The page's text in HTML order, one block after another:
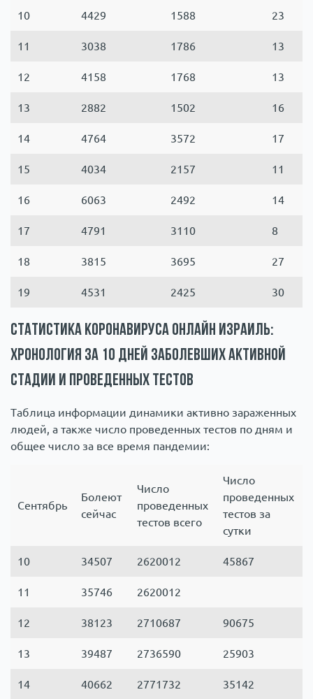
10 4429 1588 23
11 3038 1786 13
12 4158 1768 13
13 2882 1502 16
14 4764 3572 17
15 4034 2157 11
16 6063 2492 14
17 4791 3110 8
18 3815 3695 27
19 4531 2425 30
Статистика коронавируса онлайн Израиль:
хронология за 10 дней заболевших активной
стадии и проведенных тестов
Таблица информации динамики активно зараженных
людей, а также число проведенных тестов по дням и
общее число за все время пандемии:
Сентябрь
Болеют
сейчас
Число
проведенных
тестов всего
Число
проведенных
тестов за
сутки
10 34507 2620012 45867
11 35746 2620012
12 38123 2710687 90675
13 39487 2736590 25903
14 40662 2771732 35142